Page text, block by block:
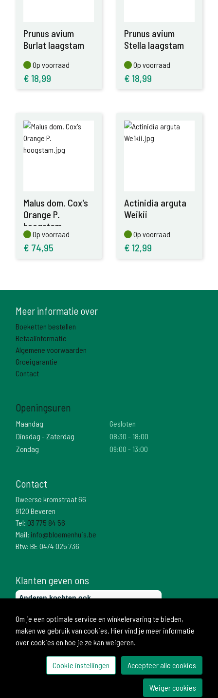
Prunus avium
Burlat laagstam
Op voorraad
Op voorraad
€ 18,99
Prunus avium
Stella laagstam
Op voorraad
Op voorraad
€ 18,99
Malus dom. Cox's
Orange P.
hoogstam
Op voorraad
Op voorraad
€ 74,95
Actinidia arguta
Weikii
Op voorraad
Op voorraad
€ 12,99
Meer informatie over
Boeketten bestellen
Betaalinformatie
Algemene voorwaarden
Groeigarantie
Contact
Openingsuren
Maandag
Gesloten
Dinsdag - Zaterdag
08:30 - 18:00
Zondag
09:00 - 13:00
Contact
Dweerse kromstraat 66
9120 Beveren
Tel: 03 775 84 56
Mail: info@bloemenhuis.be
Btw: BE 0474 025 736
Klanten geven ons
Om je een optimale service en winkelervaring te bieden,
maken we gebruik van cookies. Hier vind je meer informatie
over cookies en hoe je ze kan weigeren.
Cookie instellingen Accepteer alle cookies
Weiger cookies